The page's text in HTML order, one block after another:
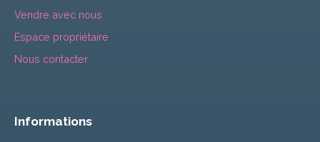
Vendre avec nous
Espace propriétaire
Nous contacter
Informations